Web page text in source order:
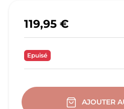
119,95 €
Epuisé
AJOUTER